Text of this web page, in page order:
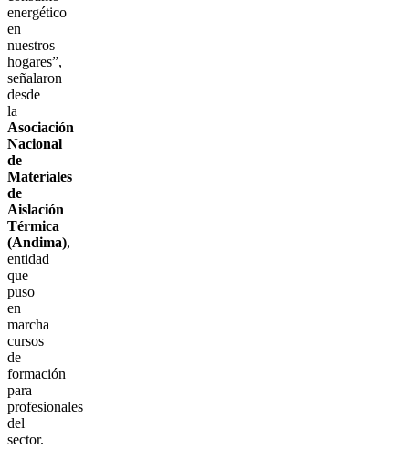
energético
en
nuestros
hogares”,
señalaron
desde
la
Asociación
Nacional
de
Materiales
de
Aislación
Térmica
(Andima),
entidad
que
puso
en
marcha
cursos
de
formación
para
profesionales
del
sector.